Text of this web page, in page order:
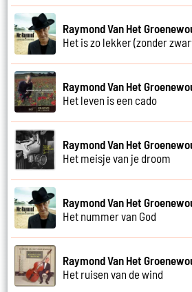
Raymond Van Het
Het is zo lekker (zonder
Raymond Van Het
Het leven is een cado
Raymond Van Het
Het meisje van je droom
Raymond Van Het
Het nummer van God
Raymond Van Het
Het ruisen van de wind